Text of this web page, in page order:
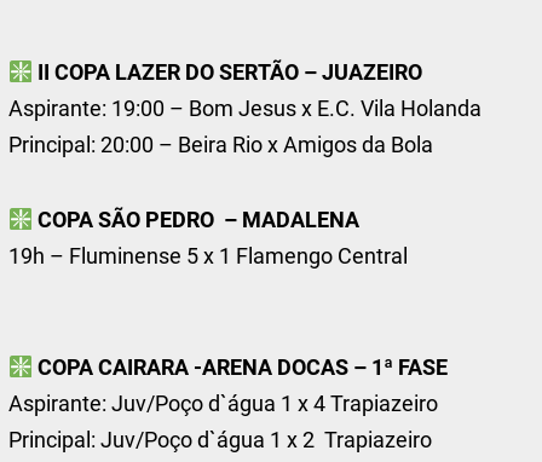
II COPA LAZER DO SERTÃO – JUAZEIRO
Aspirante: 19:00 – Bom Jesus x E.C. Vila Holanda
Principal: 20:00 – Beira Rio x Amigos da Bola
COPA SÃO PEDRO – MADALENA
19h – Fluminense 5 x 1 Flamengo Central
COPA CAIRARA -ARENA DOCAS – 1ª FASE
Aspirante: Juv/Poço d`água 1 x 4 Trapiazeiro
Principal: Juv/Poço d`água 1 x 2 Trapiazeiro